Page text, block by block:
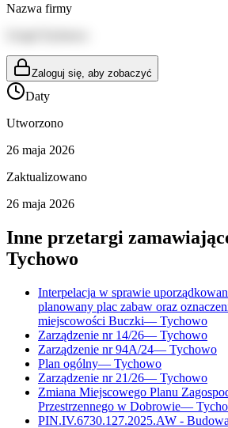
Nazwa firmy
Zaloguj się, aby zobaczyć
Daty
Utworzono
26 maja 2026
Zaktualizowano
26 maja 2026
Inne przetargi
Tychowo
Interpelacja w sprawie
planowany plac zabaw oraz
miejscowości Buczki— Tychowo
Zarządzenie nr 14/26— Tychowo
Zarządzenie nr 94A/24— Tychowo
Plan ogólny— Tychowo
Zarządzenie nr 21/26— Tychowo
Zmiana Miejscowego Planu
Przestrzennego w Dobrowie—
PIN.IV.6730.127.2025.AW -